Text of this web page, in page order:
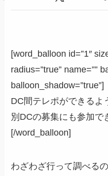
[word_balloon id=”1″
radius=”true” name=””
balloon_shadow=”true”]
DC間テレポができるよ
別DCの募集にも参加で
[/word_balloon]
わざわざ行って調べる